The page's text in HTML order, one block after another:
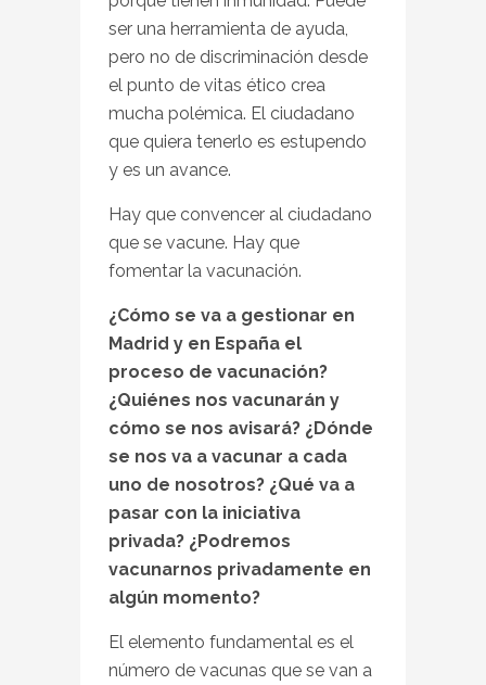
ser una herramienta de ayuda,
pero no de discriminación desde
el punto de vitas ético crea
mucha polémica. El ciudadano
que quiera tenerlo es estupendo
y es un avance.
Hay que convencer al ciudadano
que se vacune. Hay que
fomentar la vacunación.
¿Cómo se va a gestionar en
Madrid y en España el
proceso de vacunación?
¿Quiénes nos vacunarán y
cómo se nos avisará? ¿Dónde
se nos va a vacunar a cada
uno de nosotros? ¿Qué va a
pasar con la iniciativa
privada? ¿Podremos
vacunarnos privadamente en
algún momento?
El elemento fundamental es el
número de vacunas que se van a